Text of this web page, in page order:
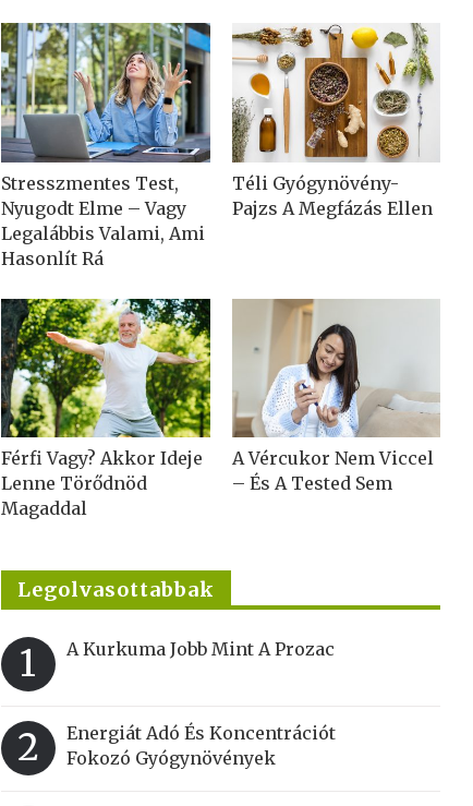
Stresszmentes Test,
Nyugodt Elme – Vagy
Legalábbis Valami, Ami
Hasonlít Rá
Téli Gyógynövény-
Pajzs A Megfázás Ellen
Férfi Vagy? Akkor Ideje
Lenne Törődnöd
Magaddal
A Vércukor Nem Viccel
– És A Tested Sem
Legolvasottabbak
1 A Kurkuma Jobb Mint A Prozac
2
Energiát Adó És Koncentrációt
Fokozó Gyógynövények